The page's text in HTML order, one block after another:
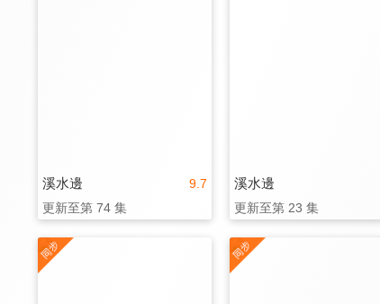
9.7
溪水邊
更新至第 74 集
溪水邊
更新至第 23 集